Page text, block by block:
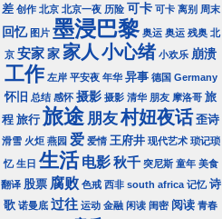
差 创作 北京 北京一夜 历险 可卡 可卡 离别 周末
回忆 图片 墨浸巴黎 奥运 奥运 残奥 北
京 安家家 家人 小心绪 小欢乐 崩溃
工作 左岸 平安夜 年华 异事 德国 Germany
怀旧 总结 感怀 摄影 摄影 清华 朋友 摩洛哥 旅
程 旅行 旅途 朋友村妞夜话 歪诗
滑雪 火炬 燕园 爱 爱情 王府井 现代艺术 琐记琐
忆 生日 生活 电影 秋千 突尼斯 童年 美食
翻译 股票 腐败 色戒 西非 south africa 记忆 诗
歌 诺曼底 过往 运动 金融 闲读 闺密 阅读 青春